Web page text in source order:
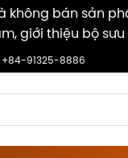
bán sản
giới thiệu bộ sưu
91325-8886